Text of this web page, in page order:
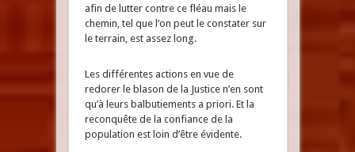
afin de lutter contre ce fléau mais le
chemin, tel que l’on peut le constater sur
le terrain, est assez long.
Les différentes actions en vue de
redorer le blason de la Justice n’en sont
qu’à leurs balbutiements a priori. Et la
reconquête de la confiance de la
population est loin d’être évidente.